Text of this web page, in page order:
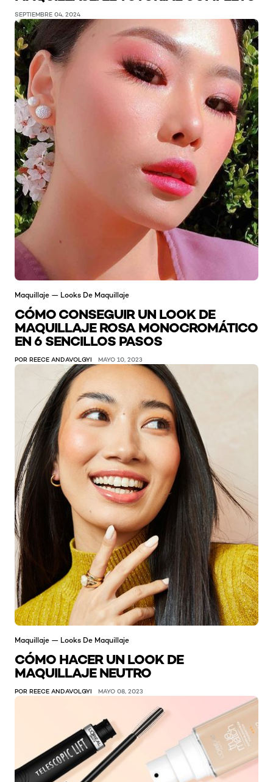
SEPTIEMBRE 04, 2024
Maquillaje — Looks De Maquillaje
CÓMO CONSEGUIR UN LOOK DE
MAQUILLAJE ROSA MONOCROMÁTICO
EN 6 SENCILLOS PASOS
POR REECE ANDAVOLGYI MAYO 10, 2023
Maquillaje — Looks De Maquillaje
CÓMO HACER UN LOOK DE
MAQUILLAJE NEUTRO
POR REECE ANDAVOLGYI MAYO 08, 2023